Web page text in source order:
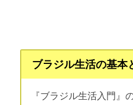
ブラジル生活の基本
『ブラジル生活入門』